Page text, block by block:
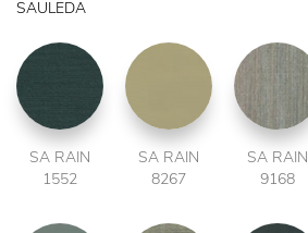
SAULEDA
SA RAIN
1552
SA RAIN
8267
SA RAIN
9168